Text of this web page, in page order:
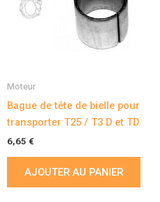
Moteur
Bague de tête de bielle pour
transporter T25 / T3 D et TD
6,65 €
AJOUTER AU PANIER